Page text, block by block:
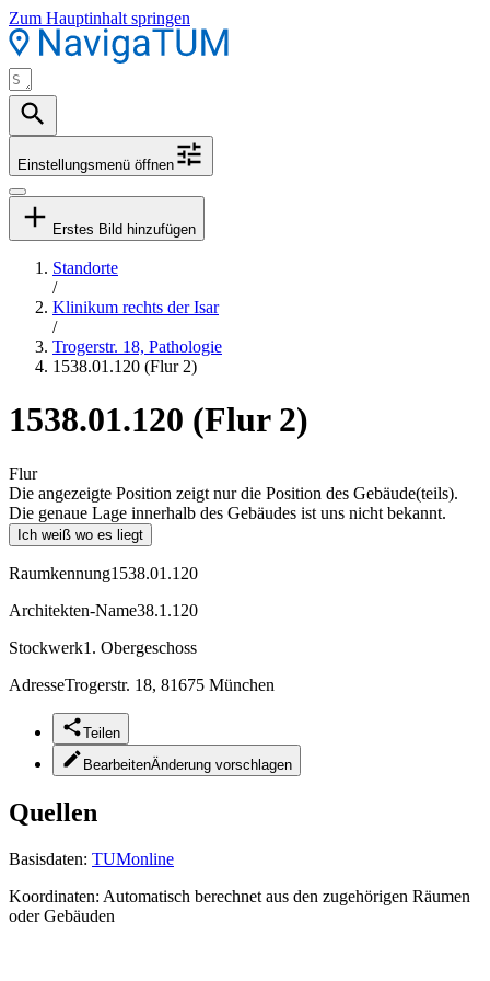
Zum Hauptinhalt springen
Einstellungsmenü öffnen
Erstes Bild hinzufügen
Standorte
/
Klinikum rechts der Isar
/
Trogerstr. 18, Pathologie
1538.01.120 (Flur 2)
1538.01.120 (Flur 2)
Flur
Die angezeigte Position zeigt nur die Position des Gebäude(teils).
Die genaue Lage innerhalb des Gebäudes ist uns nicht bekannt.
Ich weiß wo es liegt
Raumkennung1538.01.120
Architekten-Name38.1.120
Stockwerk1. Obergeschoss
AdresseTrogerstr. 18, 81675 München
Teilen
BearbeitenÄnderung vorschlagen
Quellen
Basisdaten: TUMonline
Koordinaten: Automatisch berechnet aus den zugehörigen Räumen
oder Gebäuden